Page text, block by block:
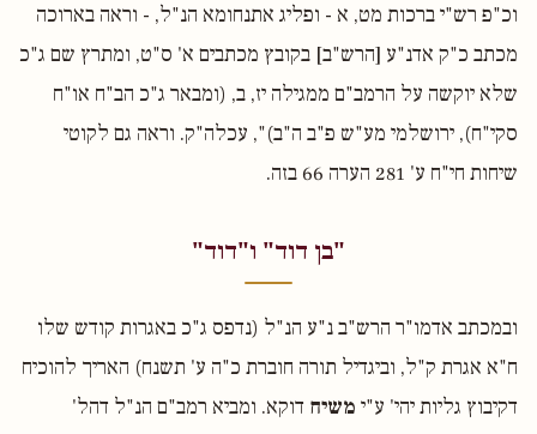
וכ"פ רש"י ברכות מט, א - ופליג אתנחומא הנ"ל, - וראה בארוכה
מכתב כ"ק אדנ"ע [הרש"ב] בקובץ מכתבים א' ס"ט, ומתרץ שם ג"כ
שלא יוקשה על הרמב"ם ממגילה יז, ב, (ומבאר ג"כ הב"ח או"ח
סקי"ח), ירושלמי מע"ש פ"ב ה"ב)", עכלה"ק. וראה גם לקוטי
שיחות חי"ח ע' 281 הערה 66 בזה.
"בן דוד" ו"דוד"
ובמכתב אדמו"ר הרש"ב נ"ע הנ"ל (נדפס ג"כ באגרות קודש שלו
ח"א אגרת ק"ל, וביגדיל תורה חוברת כ"ה ע' תשנח) האריך להוכיח
דקיבוץ גליות יהי' ע"י משיח דוקא. ומביא רמב"ם הנ"ל דהל'